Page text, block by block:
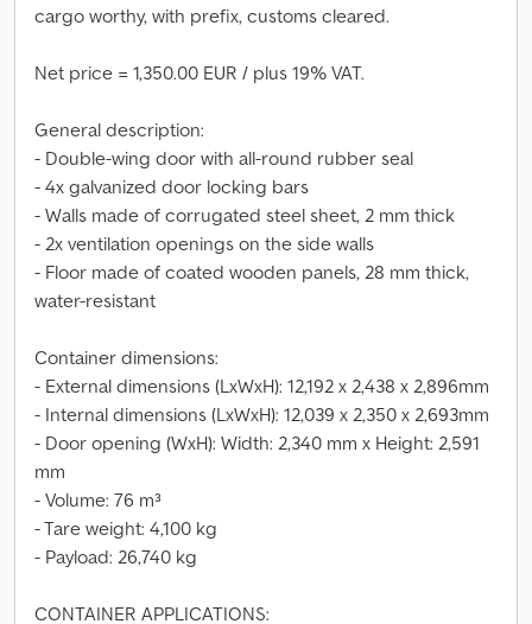
cargo worthy, with prefix, customs cleared.
Net price = 1,350.00 EUR / plus 19% VAT.
General description:
- Double-wing door with all-round rubber seal
- 4x galvanized door locking bars
- Walls made of corrugated steel sheet, 2 mm thick
- 2x ventilation openings on the side walls
- Floor made of coated wooden panels, 28 mm thick,
water-resistant
Container dimensions:
- External dimensions (LxWxH): 12,192 x 2,438 x 2,896mm
- Internal dimensions (LxWxH): 12,039 x 2,350 x 2,693mm
- Door opening (WxH): Width: 2,340 mm x Height: 2,591
mm
- Volume: 76 m³
- Tare weight: 4,100 kg
- Payload: 26,740 kg
CONTAINER APPLICATIONS: